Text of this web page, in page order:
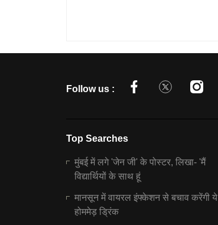
Follow us :
Top Searches
मुंबई में लगे 'जेन जी' के पोस्टर, लिखा- 'मैं
विद्यार्थियों के साथ हूं
मानसून में वायरल इंफ्केशन से बचाव करेंगी ये
होममेड़ ड्रिंक